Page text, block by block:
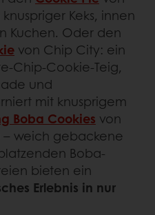
Keks, innen
Kuchen. Oder den
von Chip City: ein
Chip-Cookie-Teig,
und
mit knusprigem
Boba Cookies von
– weich gebackene
Boba-
bieten ein
Erlebnis in nur